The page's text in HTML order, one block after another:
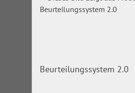
Beurteilungssystem 2.0